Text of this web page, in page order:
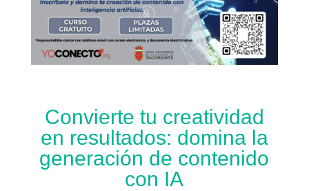
Convierte tu creatividad
en resultados: domina la
generación de contenido
con IA